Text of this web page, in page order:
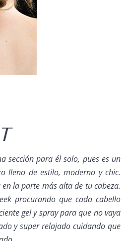
sección para él solo, pues es un
lleno de estilo, moderno y chic.
en la parte más alta de tu cabeza.
procurando que cada cabello
gel yspraypara que no vaya
y super relajado cuidando que